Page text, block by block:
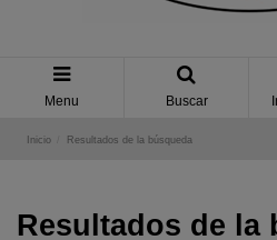
Menu Buscar
Inicio Resultados de la búsqueda
Resultados de la